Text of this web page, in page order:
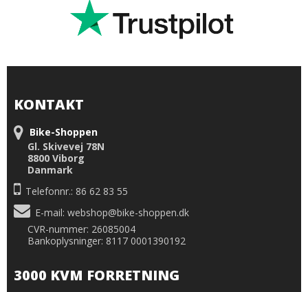
KONTAKT
Bike-Shoppen
Gl. Skivevej 78N
8800 Viborg
Danmark
Telefonnr.: 86 62 83 55
E-mail: webshop@bike-shoppen.dk
CVR-nummer: 26085004
Bankoplysninger: 8117 0001390192
3000 KVM FORRETNING